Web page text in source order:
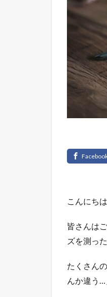
こんにち
皆さんは
ズを測っ
たくさん
んか違う…